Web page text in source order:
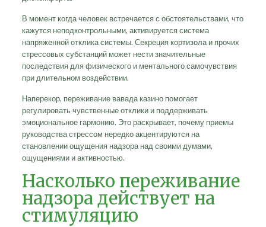
В момент когда человек встречается с обстоятельствами, что
кажутся неподконтрольными, активируется система
напряженной отклика системы. Секреция кортизола и прочих
стрессовых субстанций может нести значительные
последствия для физического и ментального самочувствия
при длительном воздействии.
Наперекор, переживание вавада казино помогает
регулировать чувственные отклики и поддерживать
эмоциональное гармонию. Это раскрывает, почему приемы
руководства стрессом нередко акцентируются на
становлении ощущения надзора над своими думами,
ощущениями и активностью.
Насколько переживание
надзора действует на
стимуляцию